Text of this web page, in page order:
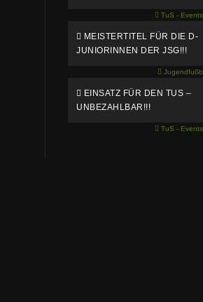
TuS -
MEISTERTITEL FÜR DIE D-
JUNIORINNEN DER JSG!!!
EINSATZ FÜR DEN TUS –
UNBEZAHLBAR!!!
TuS -